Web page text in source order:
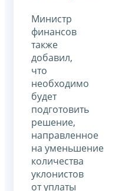
Министр
финансов
также
добавил,
что
необходимо
будет
подготовить
решение,
направленное
на уменьшение
количества
уклонистов
от уплаты